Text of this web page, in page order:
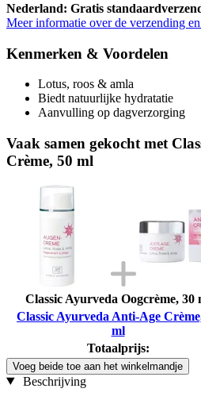
Nederland: Gratis
Meer informatie over de verzending
Kenmerken & Voordelen
Lotus, roos & amla
Biedt natuurlijke hydratatie
Aanvulling op dagverzorging
Vaak samen gekocht met
Crème, 50 ml
Classic Ayurveda Oogcrème, 30
Classic Ayurveda Anti-Age
ml
Totaalprijs:
Voeg beide toe aan het winkelmandje
Beschrijving